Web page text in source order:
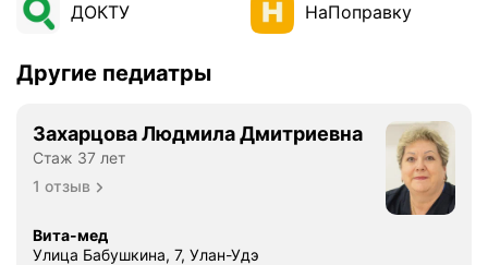
ДОКТУ НаПоправку
Другие педиатры
Захарцова Людмила Дмитриевна
Стаж 37 лет
1 отзыв
Вита-мед
Улица Бабушкина, 7, Улан-Удэ